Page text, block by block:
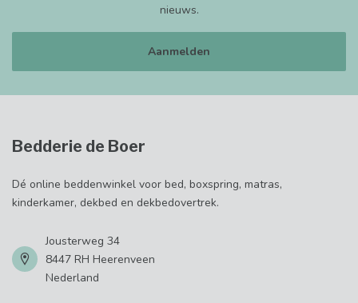
nieuws.
Aanmelden
Bedderie de Boer
Dé online beddenwinkel voor bed, boxspring, matras,
kinderkamer, dekbed en dekbedovertrek.
Jousterweg 34
8447 RH Heerenveen
Nederland